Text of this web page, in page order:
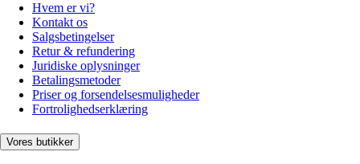
Hvem er vi?
Kontakt os
Salgsbetingelser
Retur & refundering
Juridiske oplysninger
Betalingsmetoder
Priser og forsendelsesmuligheder
Fortrolighedserklæring
Vores butikker